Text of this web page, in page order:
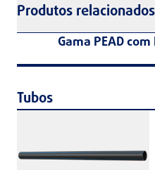
Produtos relacionados
Gama PEAD
Tubos